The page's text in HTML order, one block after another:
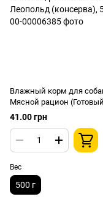
Влажный корм для
Мясной рацион
с курицей, сердцем,
рисом и овощами
(консерва), 500 г
41.00 грн
Вес
500 г